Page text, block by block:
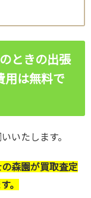
ときの出張
用は無料で
いたします。
森園が買取査定
。